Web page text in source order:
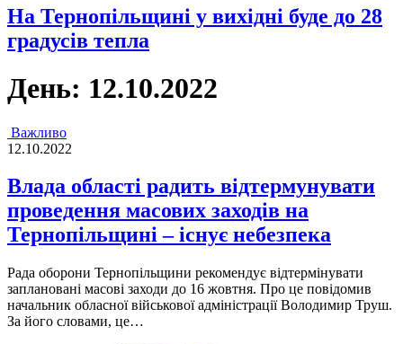
На Тернопільщині у вихідні буде до 28
градусів тепла
День: 12.10.2022
Важливо
12.10.2022
Влада області радить відтермунувати
проведення масових заходів на
Тернопільщині – існує небезпека
Рада оборони Тернопiльщини рекомендує вiдтермiнувати
запланованi масовi заходи до 16 жовтня. Про це повiдомив
начальник обласної вiйськової адмiнiстрацiї Володимир Труш.
За його словами, це…